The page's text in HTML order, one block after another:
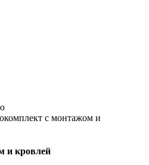
с монтажом и
и кровлей